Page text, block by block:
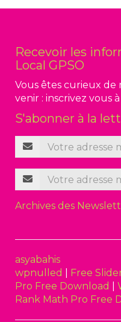
Recevoir les
Local GPSO
Vous êtes curieux de
venir : inscrivez vous
S'abonner à la
Archives des
asyabahis
wpnulled
Free
Pro Free Download
Rank Math Pro Free